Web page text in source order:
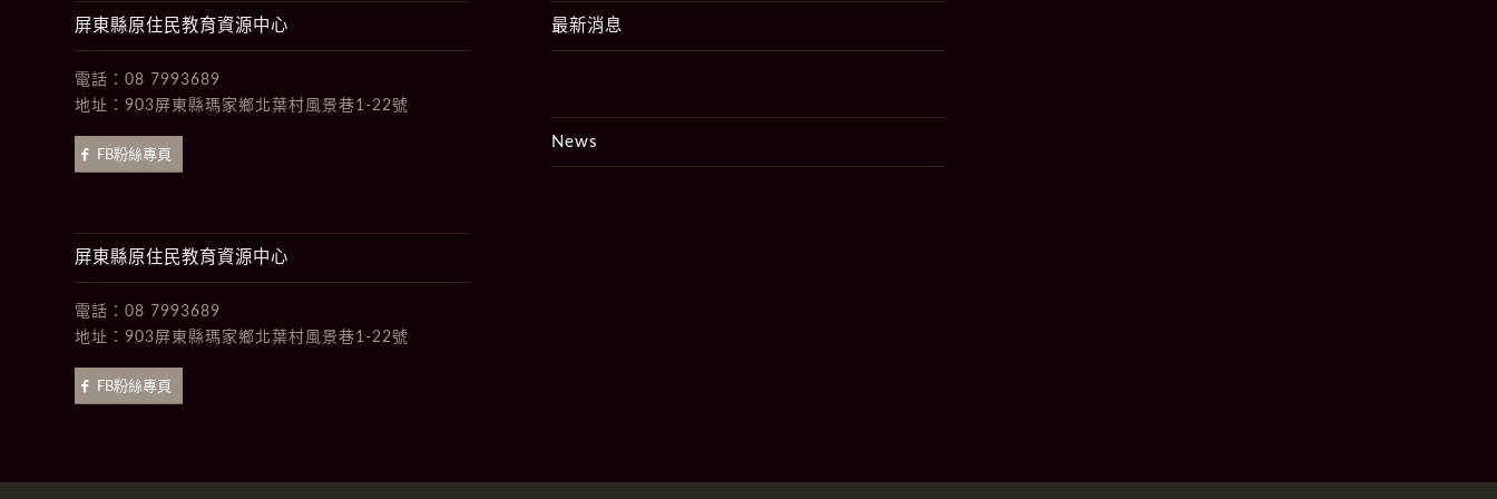
屏東縣原住民教育資源中心
電話： 08 7993689
地址： 903屏東縣瑪家鄉北葉村風景巷1-22號
FB粉絲專頁
屏東縣原住民教育資源中心
電話： 08 7993689
地址： 903屏東縣瑪家鄉北葉村風景巷1-22號
FB粉絲專頁
最新消息
News